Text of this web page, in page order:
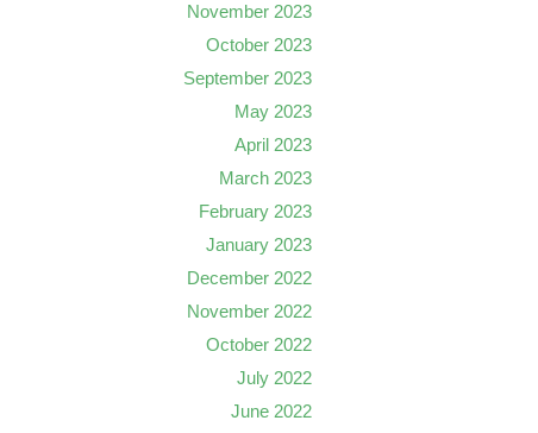
November 2023
October 2023
September 2023
May 2023
April 2023
March 2023
February 2023
January 2023
December 2022
November 2022
October 2022
July 2022
June 2022